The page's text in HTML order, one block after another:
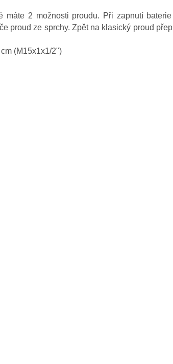
máte 2 možnosti proudu. Při zapnutí
proud ze sprchy. Zpět na klasický proud
(M15x1x1/2")